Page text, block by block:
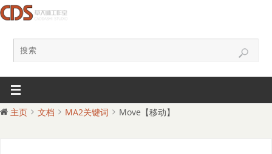
主页 文档 MA2关键词 Move【移动】